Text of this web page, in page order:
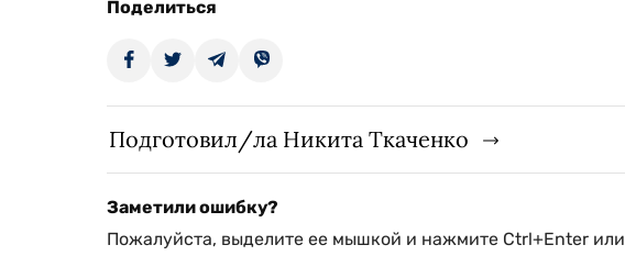
Поделиться
Подготовил/ла Никита Ткаченко
Заметили ошибку?
Пожалуйста, выделите ее мышкой и нажмите Ctrl+Enter или